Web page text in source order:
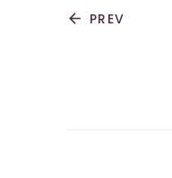
arrow_back PREV